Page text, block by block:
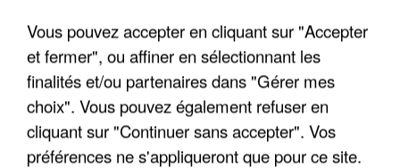
APRÈS TOUTES CES CANICULES, LES REFUGES
DE FAUNE SAUVAGE SONT...
Vous pouvez accepter en cliquant sur "Accepter
et fermer", ou affiner en sélectionnant les
finalités et/ou partenaires dans "Gérer mes
choix". Vous pouvez également refuser en
cliquant sur "Continuer sans accepter". Vos
préférences ne s'appliqueront que pour ce site.